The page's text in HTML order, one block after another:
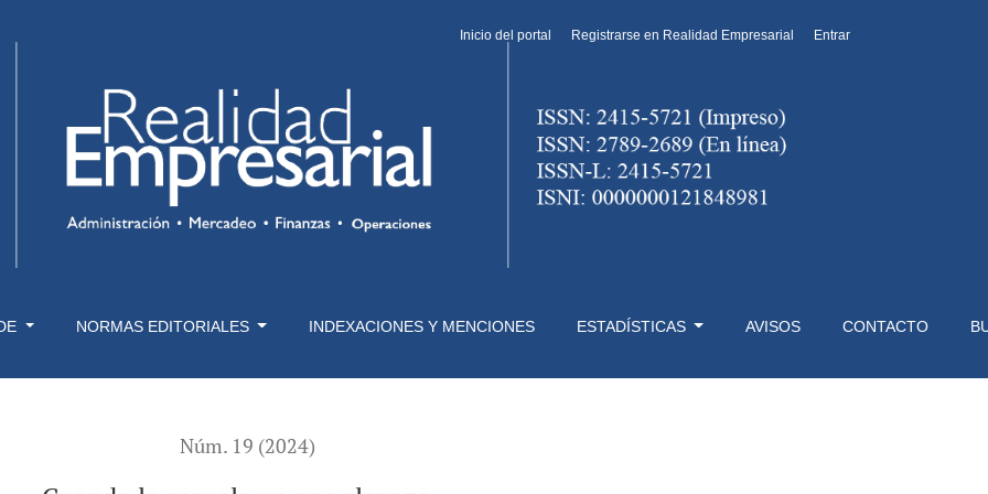
NORMAS EDITORIALES INDEXACIONES Y MENCIONES ESTADÍSTICAS AVISOS CONTACTO
Inicio del portal Registrarse en Realidad Empresarial Entrar
Núm. 19 (2024)